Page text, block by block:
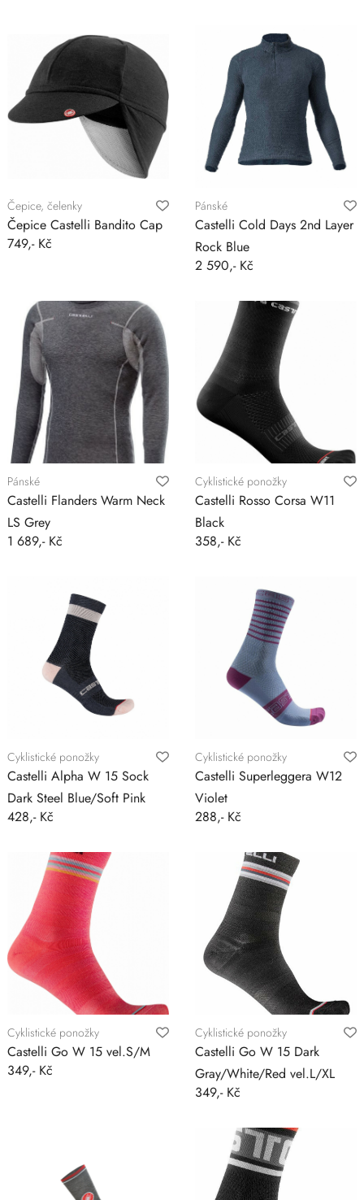
Čepice, čelenky
Čepice Castelli Bandito Cap
749,- Kč
Pánské
Castelli Cold Days 2nd Layer
Rock Blue
2 590,- Kč
Pánské
Castelli Flanders Warm Neck
LS Grey
1 689,- Kč
Cyklistické ponožky
Castelli Rosso Corsa W11
Black
358,- Kč
Cyklistické ponožky
Castelli Alpha W 15 Sock
Dark Steel Blue/Soft Pink
428,- Kč
Cyklistické ponožky
Castelli Superleggera W12
Violet
288,- Kč
Cyklistické ponožky
Castelli Go W 15 vel.S/M
349,- Kč
Cyklistické ponožky
Castelli Go W 15 Dark
Gray/White/Red vel.L/XL
349,- Kč